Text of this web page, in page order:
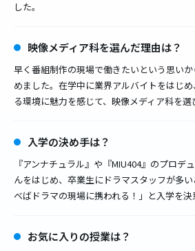
した。
映像メディア科を選んだ理由は？
早く番組制作の現場で働きたいという思い
めました。在学中に業界アルバイトをはじ
る環境に魅力を感じて、映像メディア科を選
入学の決め手は？
『アンナチュラル』や『MIU404』のプロデ
んをはじめ、卒業生にドラマスタッフが多
べばドラマの現場に携われる！」と入学を決
お気に入りの授業は？